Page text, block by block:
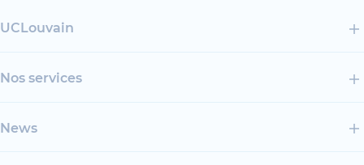
UCLouvain
Nos services
News